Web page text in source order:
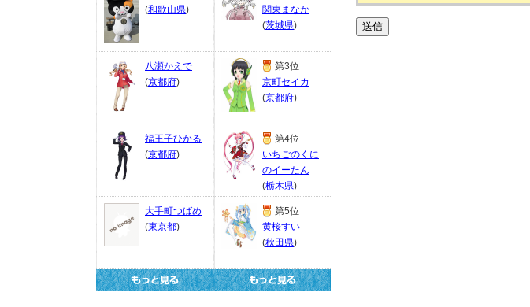
(和歌山県)
八瀬かえで
(京都府)
福王子ひかる
(京都府)
大手町つばめ
(東京都)
関東まなか
(茨城県)
第3位
京町セイカ
(京都府)
第4位
いちごのくに
のイーたん
(栃木県)
第5位
黄桜すい
(秋田県)